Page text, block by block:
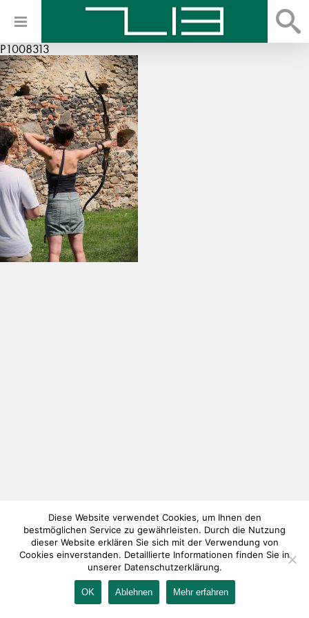
P1008313
IMPRESSUM KONTAKT AGB DATENSCHUTZ
Diese Website verwendet Cookies, um Ihnen den
bestmöglichen Service zu gewährleisten. Durch die Nutzung
dieser Website erklären Sie sich mit der Verwendung von
Cookies einverstanden. Detaillierte Informationen finden Sie in
unserer Datenschutzerklärung.
OK Ablehnen Mehr erfahren